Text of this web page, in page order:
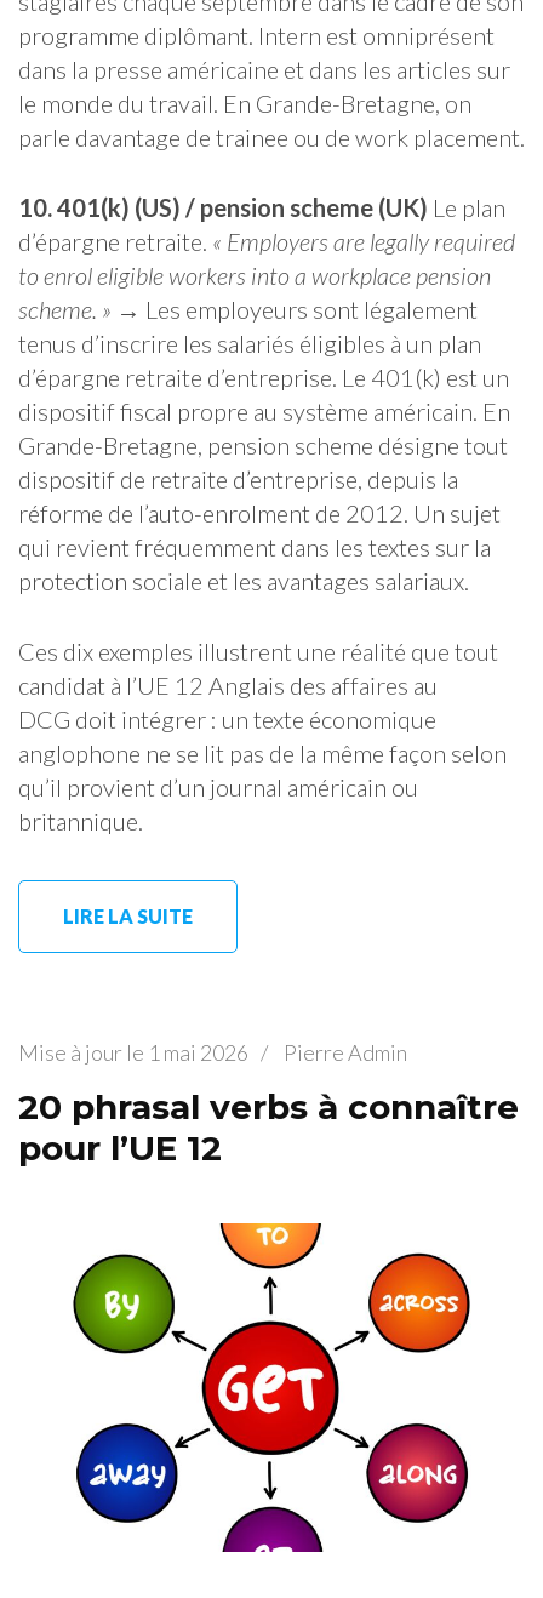
programme diplômant. Intern est omniprésent
dans la presse américaine et dans les articles sur
le monde du travail. En Grande-Bretagne, on
parle davantage de trainee ou de work placement.
10. 401(k) (US) / pension scheme (UK) Le plan
d’épargne retraite. « Employers are legally required
to enrol eligible workers into a workplace pension
scheme. » → Les employeurs sont légalement
tenus d’inscrire les salariés éligibles à un plan
d’épargne retraite d’entreprise. Le 401(k) est un
dispositif fiscal propre au système américain. En
Grande-Bretagne, pension scheme désigne tout
dispositif de retraite d’entreprise, depuis la
réforme de l’auto-enrolment de 2012. Un sujet
qui revient fréquemment dans les textes sur la
protection sociale et les avantages salariaux.
Ces dix exemples illustrent une réalité que tout
candidat à l’UE 12 Anglais des affaires au
DCG doit intégrer : un texte économique
anglophone ne se lit pas de la même façon selon
qu’il provient d’un journal américain ou
britannique.
LIRE LA SUITE
Mise à jour le 1 mai 2026 / Pierre Admin
20 phrasal verbs à connaître
pour l’UE 12